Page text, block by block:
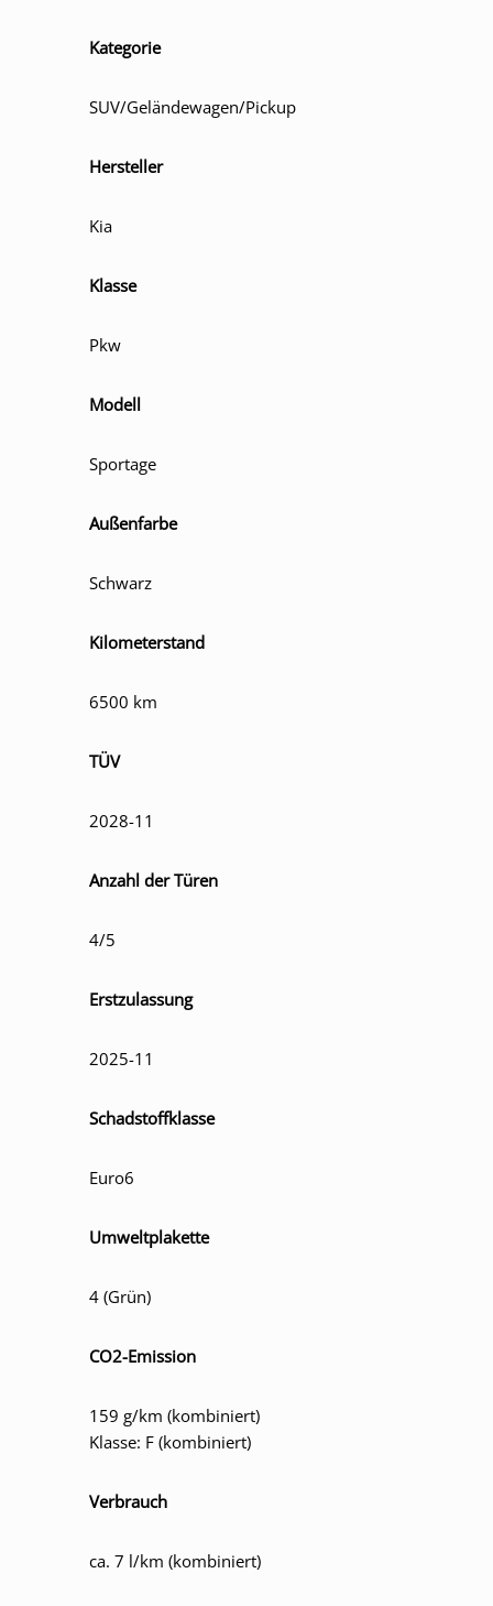
Kategorie
SUV/Geländewagen/Pickup
Hersteller
Kia
Klasse
Pkw
Modell
Sportage
Außenfarbe
Schwarz
Kilometerstand
6500 km
TÜV
2028-11
Anzahl der Türen
4/5
Erstzulassung
2025-11
Schadstoffklasse
Euro6
Umweltplakette
4 (Grün)
CO2-Emission
159 g/km (kombiniert)
Klasse: F (kombiniert)
Verbrauch
ca. 7 l/km (kombiniert)